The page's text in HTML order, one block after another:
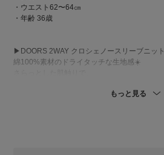
・ウエスト62〜64㎝
・年齢 36歳
▶︎DOORS 2WAY クロシェノースリーブニット
綿100%素材のドライタッチな生地感☀️
もっと見る